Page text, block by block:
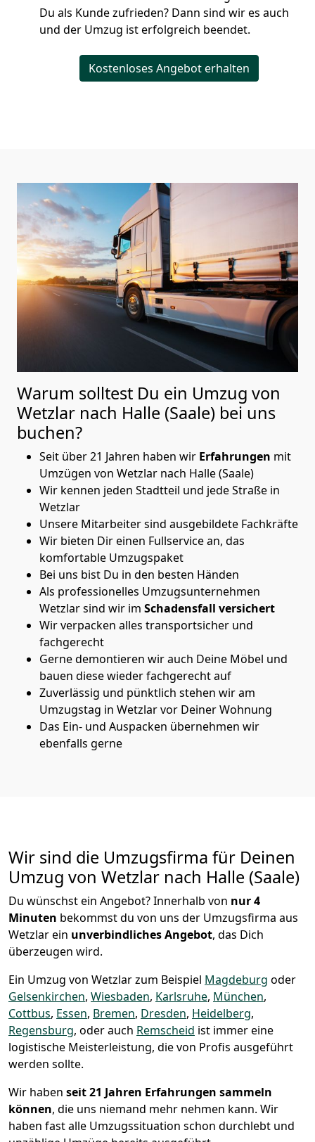
Du als Kunde zufrieden? Dann sind wir es auch
und der Umzug ist erfolgreich beendet.
Kostenloses Angebot erhalten
Warum solltest Du ein Umzug von
Wetzlar nach Halle (Saale) bei uns
buchen?
Seit über 21 Jahren haben wir Erfahrungen mit
Umzügen von Wetzlar nach Halle (Saale)
Wir kennen jeden Stadtteil und jede Straße in
Wetzlar
Unsere Mitarbeiter sind ausgebildete Fachkräfte
Wir bieten Dir einen Fullservice an, das
komfortable Umzugspaket
Bei uns bist Du in den besten Händen
Als professionelles Umzugsunternehmen
Wetzlar sind wir im Schadensfall versichert
Wir verpacken alles transportsicher und
fachgerecht
Gerne demontieren wir auch Deine Möbel und
bauen diese wieder fachgerecht auf
Zuverlässig und pünktlich stehen wir am
Umzugstag in Wetzlar vor Deiner Wohnung
Das Ein- und Auspacken übernehmen wir
ebenfalls gerne
Wir sind die Umzugsfirma für Deinen
Umzug von Wetzlar nach Halle (Saale)
Du wünschst ein Angebot? Innerhalb von nur 4
Minuten bekommst du von uns der Umzugsfirma aus
Wetzlar ein unverbindliches Angebot, das Dich
überzeugen wird.
Ein Umzug von Wetzlar zum Beispiel Magdeburg oder
Gelsenkirchen, Wiesbaden, Karlsruhe, München,
Cottbus, Essen, Bremen, Dresden, Heidelberg,
Regensburg, oder auch Remscheid ist immer eine
logistische Meisterleistung, die von Profis ausgeführt
werden sollte.
Wir haben seit21 Jahren Erfahrungen sammeln
können, die uns niemand mehr nehmen kann. Wir
haben fast alle Umzugssituation schon durchlebt und